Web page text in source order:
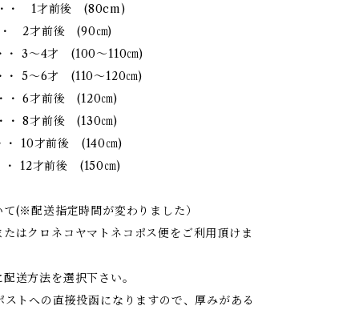
・ 1才前後 (80cm)
2才前後 (90㎝)
・ 3～4才 (100～110㎝)
・ 5～6才 (110～120㎝)
6才前後 (120㎝)
8才前後 (130㎝)
10才前後 (140㎝)
12才前後 (150㎝)
(※配送指定時間が変わりました）
はクロネコヤマトネコポス便をご利用頂けま
送方法を選択下さい。
トへの直接投函になりますので、厚みがある